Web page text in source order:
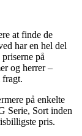
at finde de
har en hel del
på
og herrer –
fragt.
på enkelte
Serie, Sort inden
pris.